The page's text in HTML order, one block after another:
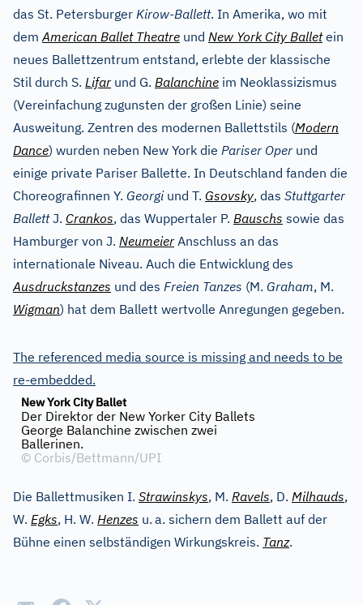
das St. Petersburger Kirow-Ballett. In Amerika, wo mit
demAmerican Ballet Theatre und New York City Balletein
neues Ballettzentrum entstand, erlebte der klassische
Stil durch S. Lifar und G. Balanchine im Neoklassizismus
(Vereinfachung zugunsten der großen Linie) seine
Ausweitung. Zentren des modernen Ballettstils (Modern
Dance) wurden neben New York die Pariser Oper und
einige private Pariser Ballette. In Deutschland fanden die
Choreografinnen Y. Georgiund T. Gsovsky, das Stuttgarter
BallettJ. Crankos, das Wuppertaler P. Bauschs sowie das
Hamburger von J. Neumeier Anschluss an das
internationale Niveau. Auch die Entwicklung des
Ausdruckstanzes und des Freien Tanzes (M. Graham, M.
Wigman) hat dem Ballett wertvolle Anregungen gegeben.
The referenced media source is missing and needs to be
re-embedded.
New York City Ballet
Der Direktor der New Yorker City Ballets
George Balanchine zwischen zwei
Ballerinen.
© Corbis/Bettmann/UPI
Die Ballettmusiken I. Strawinskys, M. Ravels, D. Milhauds,
W. Egks, H. W. Henzes u. a. sichern dem Ballett auf der
Bühne einen selbständigen Wirkungskreis. Tanz.